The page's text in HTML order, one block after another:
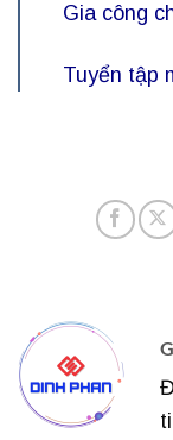
Gia công
Tuyển tập